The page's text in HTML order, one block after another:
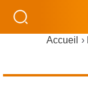
Accueil